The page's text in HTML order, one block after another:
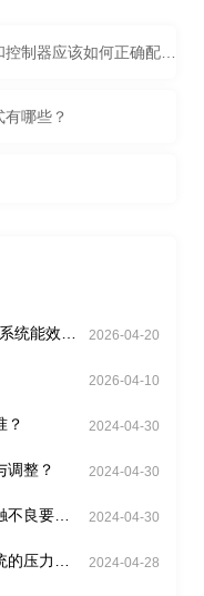
制器应该如何正确配
哪些？
统能效分
2026-04-20
2026-04-10
？ 2024-04-30
调整？ 2024-04-30
良要怎
2024-04-30
压力传
2024-04-28